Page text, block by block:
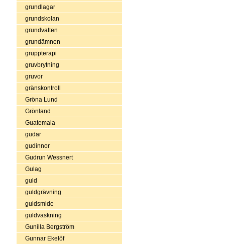
grundlagar
grundskolan
grundvatten
grundämnen
gruppterapi
gruvbrytning
gruvor
gränskontroll
Gröna Lund
Grönland
Guatemala
gudar
gudinnor
Gudrun Wessnert
Gulag
guld
guldgrävning
guldsmide
guldvaskning
Gunilla Bergström
Gunnar Ekelöf